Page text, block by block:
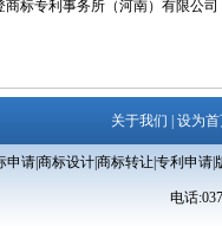
商标专利事务所（河南）有限公司
关于我们 设为
请|商标设计|商标转让|专利申
电话